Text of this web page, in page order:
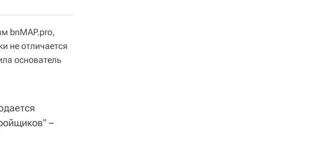
bnMAP.pro,
не отличается
основатель
–